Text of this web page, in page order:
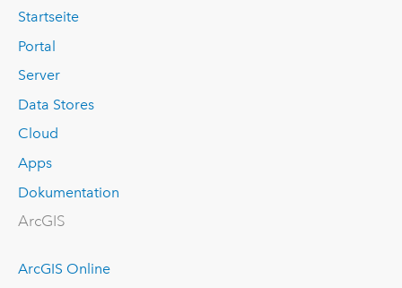
Startseite
Portal
Server
Data Stores
Cloud
Apps
Dokumentation
ArcGIS
ArcGIS Online